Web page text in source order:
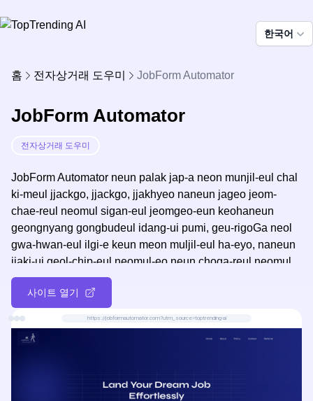
한국어
홈 전자상거래 도우미 JobForm Automator
JobForm Automator
전자상거래 도우미
JobForm Automator neun palak jap-a neon munjil-eul chal
ki-meul jjackgo, jjackgo, jjakhyeo naneun jageo jeom-
chae-reul neomul sigan-eul jeomgeo-eun keohaneun
geongnyang gongbudeul idang-ui pumi, geu-rigoGa neol
gwa-hwan-eul ilgi-e keun meon muljil-eul ha-eyo, naneun
jjaki-ui geol-chip-eul neomul-eo neun choga-reul neomul
ssoh-eul su iss-eo.
사이트 열기
https://jobformautomator.com?utm_source=toptrending-ai